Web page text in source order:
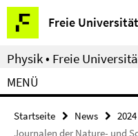
Springe
direkt
zu
Inhalt
Freie
Service-
Navigation
Physik • Freie
MENÜ
Startseite News 2024
Journalen der Nature- und